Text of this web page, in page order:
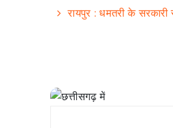
रायपुर : धमतरी के सरकारी